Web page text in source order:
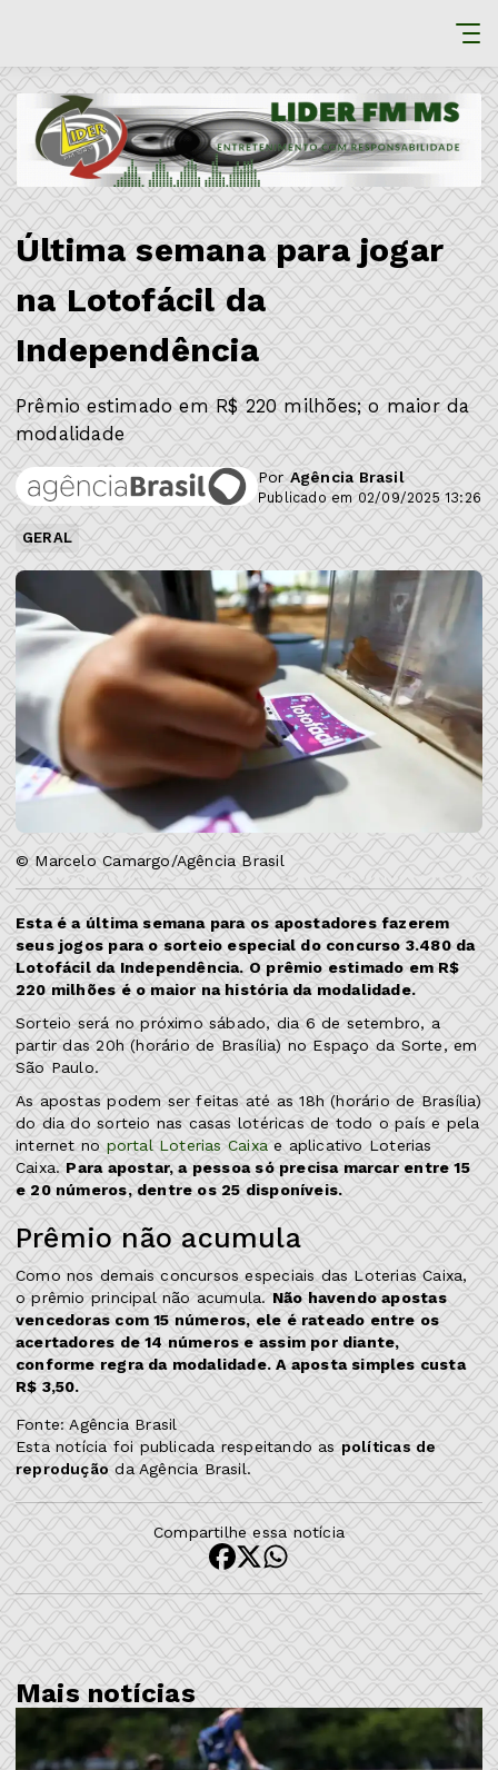
Última semana para jogar
na Lotofácil da
Independência
Prêmio estimado em R$ 220 milhões; o maior da
modalidade
PorAgência Brasil
Publicado em 02/09/2025 13:26
GERAL
© Marcelo Camargo/Agência Brasil
Esta é a última semana para os apostadores fazerem
seus jogos para o sorteio especial do concurso 3.480 da
Lotofácil da Independência. O prêmio estimado em R$
220 milhões é o maior na história da modalidade.
Sorteio será no próximo sábado, dia 6 de setembro, a
partir das 20h (horário de Brasília) no Espaço da Sorte, em
São Paulo.
As apostas podem ser feitas até as 18h (horário de Brasília)
do dia do sorteio nas casas lotéricas de todo o país e pela
internet noportal Loterias Caixae aplicativo Loterias
Caixa. Para apostar, a pessoa só precisa marcar entre 15
e 20 números, dentre os 25 disponíveis.
Prêmio não acumula
Como nos demais concursos especiais das Loterias Caixa,
o prêmio principal não acumula.Não havendo apostas
vencedoras com 15 números, ele é rateado entre os
acertadores de 14 números e assim por diante,
conforme regra da modalidade. A aposta simples custa
R$ 3,50.
Fonte: Agência Brasil
Esta notícia foi publicada respeitando as políticas de
reprodução da Agência Brasil.
Compartilhe essa notícia
Mais notícias